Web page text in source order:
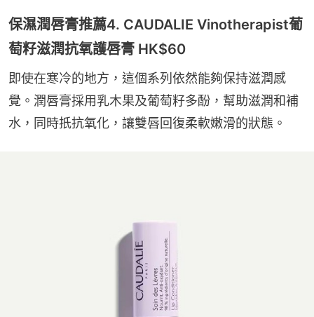
保濕潤唇膏推薦4. CAUDALIE Vinotherapist葡
萄籽滋潤抗氧護唇膏 HK$60
即使在寒冷的地方，這個系列依然能夠保持滋潤感
覺。潤唇膏採用乳木果及葡萄籽多酚，幫助滋潤和補
水，同時扺抗氧化，讓雙唇回復柔軟嫩滑的狀態。